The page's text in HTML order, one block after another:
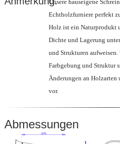
Unsere hauseigene
Echtholzfurniere perfekt
Holz ist ein Naturprodukt
Dichte und Lagerung
und Strukturen aufweisen.
Farbgebung und Struktur
Änderungen an Holzarten
vor.
Abmessungen